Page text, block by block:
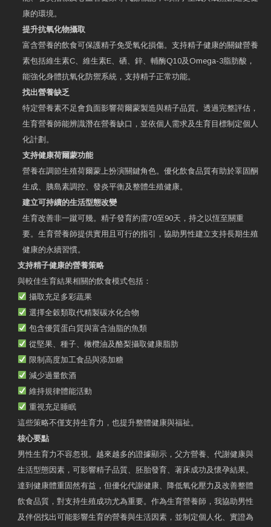
康的環境。
提升抗氧化物攝取
富含營養的飲食可保護精子免受氧化損傷。支持精子健康的關鍵營養
素包括維生素C、維生素E、硒、鋅、輔酶Q10及Omega-3脂肪酸，
能強化身體抗氧化防禦系統，支持精子正常功能。
找出營養缺乏
特定營養素不足會負面影響荷爾蒙製造與精子品質。透過完整評估，
生育營養師能辨識潛在營養缺口，並依個人需求及生育目標制定個人
化計劃。
支持健康荷爾蒙功能
營養在調節生殖荷爾蒙上扮演關鍵角色。優化飲食品質有助於睪固酮
生成、胰島素調控、發炎平衡及整體生殖健康。
建立可持續的生活型態改變
生育改善非一蹴可幾。精子發育約需70至90天，持之以恆至關重
要。生育營養師提供實用且可行的指引，協助男性建立支持長期生殖
健康的永續習慣。
支持精子健康的營養策略
與較佳生育結果相關的飲食模式包括：
攝取充足多彩蔬果
選擇全穀類取代精製碳水化合物
包含優質蛋白質與富含油脂的魚類
從堅果、種子、橄欖油及酪梨攝取健康脂肪
限制高度加工食品與添加糖
減少過量飲酒
維持規律體能活動
重視充足睡眠
這些策略不僅支持生育力，也提升整體健康與福祉。
核心要點
男性生育力不容忽視。越來越多的證據顯示，父方營養、代謝健康與
生活型態因素，可影響精子品質、胚胎發育、著床成功及懷孕結果。
達到健康體重固然有益，但優化代謝健康、降低氧化壓力及改善整體
飲食品質，對支持生殖成功尤為重要。作為生育營養師，我協助男性
及伴侶找出可能影響生育的營養與生活因素，並制定個人化、實證為